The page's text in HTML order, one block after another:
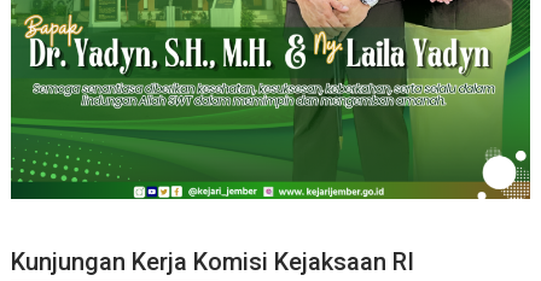
Kunjungan Kerja Komisi Kejaksaan RI